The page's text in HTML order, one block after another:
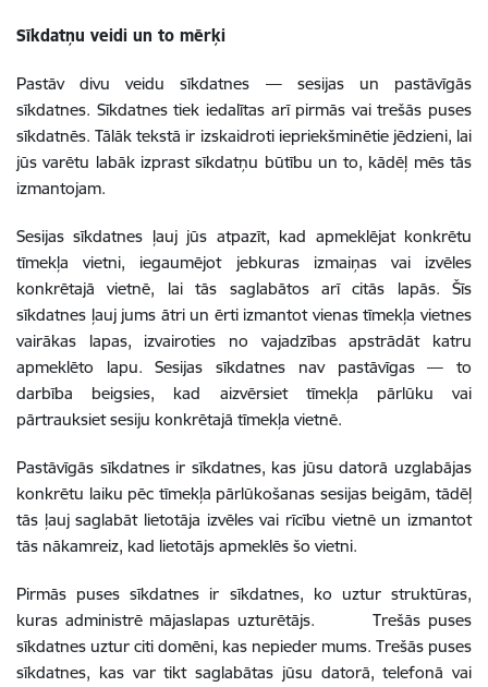
Sīkdatņu veidi un to mērķi
Pastāv divu veidu sīkdatnes — sesijas un pastāvīgās
sīkdatnes. Sīkdatnes tiek iedalītas arī pirmās vai trešās puses
sīkdatnēs. Tālāk tekstā ir izskaidroti iepriekšminētie jēdzieni, lai
jūs varētu labāk izprast sīkdatņu būtību un to, kādēļ mēs tās
izmantojam.
Sesijas sīkdatnes ļauj jūs atpazīt, kad apmeklējat konkrētu
tīmekļa vietni, iegaumējot jebkuras izmaiņas vai izvēles
konkrētajā vietnē, lai tās saglabātos arī citās lapās. Šīs
sīkdatnes ļauj jums ātri un ērti izmantot vienas tīmekļa vietnes
vairākas lapas, izvairoties no vajadzības apstrādāt katru
apmeklēto lapu. Sesijas sīkdatnes nav pastāvīgas — to
darbība beigsies, kad aizvērsiet tīmekļa pārlūku vai
pārtrauksiet sesiju konkrētajā tīmekļa vietnē.
Pastāvīgās sīkdatnes ir sīkdatnes, kas jūsu datorā uzglabājas
konkrētu laiku pēc tīmekļa pārlūkošanas sesijas beigām, tādēļ
tās ļauj saglabāt lietotāja izvēles vai rīcību vietnē un izmantot
tās nākamreiz, kad lietotājs apmeklēs šo vietni.
Pirmās puses sīkdatnes ir sīkdatnes, ko uztur struktūras,
kuras administrē mājaslapas uzturētājs. Trešās puses
sīkdatnes uztur citi domēni, kas nepieder mums. Trešās puses
sīkdatnes, kas var tikt saglabātas jūsu datorā, telefonā vai